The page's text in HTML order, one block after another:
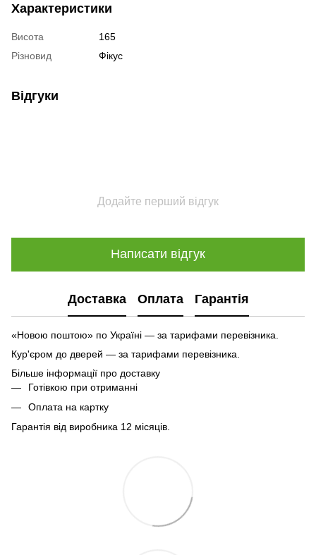
Характеристики
Висота
165
Різновид
Фікус
Відгуки
Додайте перший відгук
Написати відгук
Доставка Оплата Гарантія
«Новою поштою» по Україні — за тарифами перевізника.
Кур'єром до дверей — за тарифами перевізника.
Більше інформації про доставку
Готівкою при отриманні
Оплата на картку
Гарантія від виробника 12 місяців.